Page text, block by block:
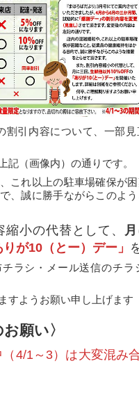
割引内容について、一部
記（画像内）の通りです。
これ以上の駐車場確保が
、誠に勝手ながらこのよ
小の代替として、
が10（とー）デー」
ラシ・メール送信のチラ
すようお願い申し上げます
願い〉
4/1～3）は大変混み